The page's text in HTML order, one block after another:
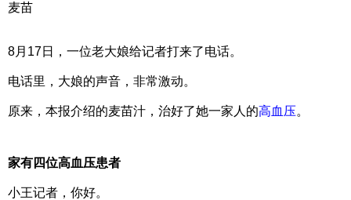
麦苗
8月17日，一位老大娘给记者打来了电话。
电话里，大娘的声音，非常激动。
原来，本报介绍的麦苗汁，治好了她一家人的高血压。
家有四位高血压患者
小王记者，你好。